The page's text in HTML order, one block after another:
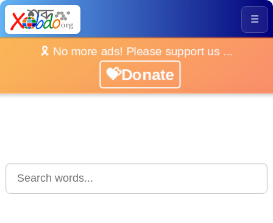
☰
🎗️ No more ads! Please support us ...
💝Donate